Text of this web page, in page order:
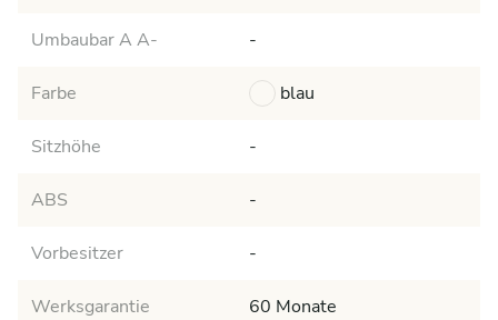
Umbaubar A A- -
Farbe blau
Sitzhöhe -
ABS -
Vorbesitzer -
Werksgarantie 60 Monate